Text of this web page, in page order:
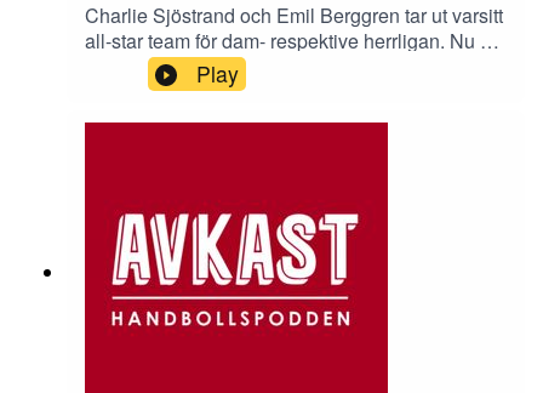
Charlie Sjöstrand och Emil Berggren tar ut varsitt
all-star team för dam- respektive herrligan. Nu är
det upp till oss andra att avgöra vem som har
mest fel. Sen hinner vi med några spetsiga ord
om Champions League final fouret.
Play